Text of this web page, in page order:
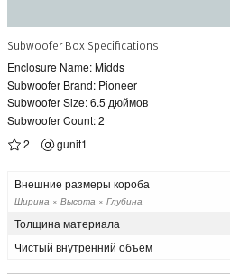
Subwoofer Box Specifications
Enclosure Name: Midds
Subwoofer Brand: Pioneer
Subwoofer Size: 6.5 дюймов
Subwoofer Count: 2
2
gunit1
Внешние размеры короба
Ширина × Высота × Глубина
Толщина материала
Чистый внутренний объем